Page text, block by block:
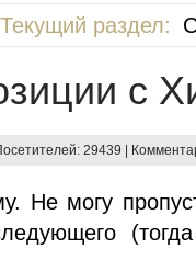
Текущий раздел:
с
29439 |
Не могу